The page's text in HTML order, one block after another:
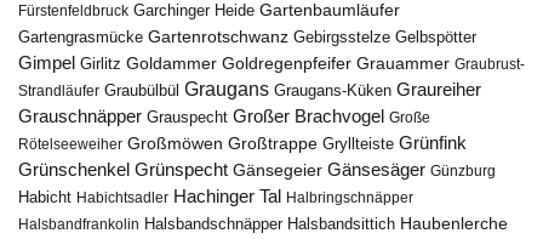
Fürstenfeldbruck Garchinger Heide Gartenbaumläufer
Gartengrasmücke Gartenrotschwanz Gebirgsstelze Gelbspötter
Gimpel Girlitz Goldammer Goldregenpfeifer Grauammer Graubrust-
Strandläufer Graubülbül Graugans Graugans-Küken Graureiher
Grauschnäpper Grauspecht Großer Brachvogel Große
Rötelseeweiher Großmöwen Großtrappe Gryllteiste Grünfink
Grünschenkel Grünspecht Gänsegeier Gänsesäger Günzburg
Habicht Habichtsadler Hachinger Tal Halbringschnäpper
Halsbandfrankolin Halsbandschnäpper Halsbandsittich Haubenlerche